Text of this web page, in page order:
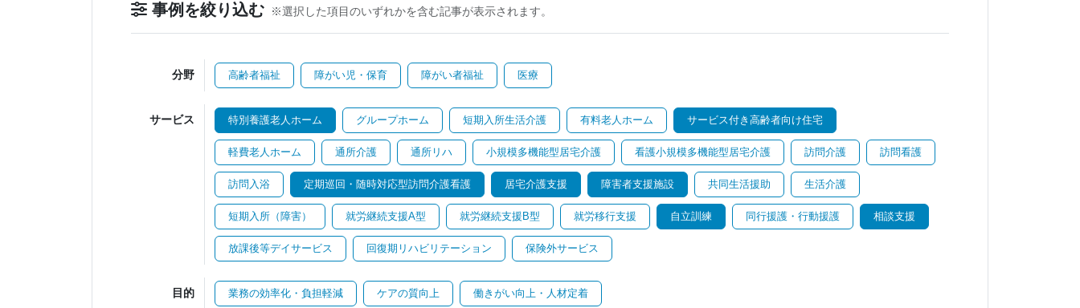
事例を絞り込む ※選択した項目のいずれかを含む記事が表示されます。
分野 高齢者福祉 障がい児・保育 障がい者福祉 医療
サービス 特別養護老人ホーム グループホーム 短期入所生活介護 有料老人ホーム サービス付き高齢者向け住宅
軽費老人ホーム 通所介護 通所リハ 小規模多機能型居宅介護 看護小規模多機能型居宅介護 訪問介護 訪問看護
訪問入浴 定期巡回・随時対応型訪問介護看護 居宅介護支援 障害者支援施設 共同生活援助 生活介護
短期入所（障害） 就労継続支援A型 就労継続支援B型 就労移行支援 自立訓練 同行援護・行動援護 相談支援
放課後等デイサービス 回復期リハビリテーション 保険外サービス
目的 業務の効率化・負担軽減 ケアの質向上 働きがい向上・人材定着